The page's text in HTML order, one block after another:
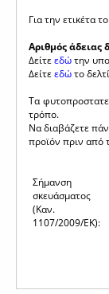
Για την ετικέτα
Αριθμός άδειας
Δείτεεδώτην
Δείτεεδώτο
Τα
τρόπο.
Να διαβάζετε
προϊόν πριν από
Σήμανση
σκευάσματος
(Καν.
1107/2009/ΕΚ):